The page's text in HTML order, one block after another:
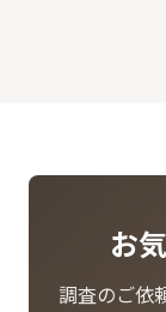
お
調査のご依